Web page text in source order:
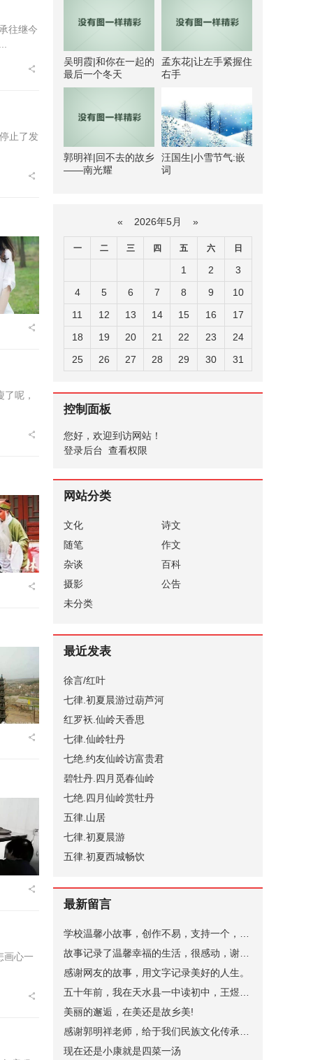
往继今
止了发
呢，
画心一
吴明霞|和你在一起的
最后一个冬天
孟东花|让左手紧握住
右手
郭明祥|回不去的故乡
——南光耀
汪国生|小雪节气:嵌
词
« 2026年5月 »
一 二 三 四 五 六 日
1 2
3
4
5 6 7 8 9
10
11
12 13 14 15 16
17
18
19 20 21 22 23
24
25
26 27 28 29 30 31
控制面板
您好，欢迎到访网站！
登录后台 查看权限
网站分类
文化
诗文
随笔
作文
杂谈
百科
摄影
公告
未分类
最近发表
徐言/红叶
七律.初夏晨游过葫芦河
红罗袄.仙岭天香思
七律.仙岭牡丹
七绝.约友仙岭访富贵君
碧牡丹.四月觅春仙岭
七绝.四月仙岭赏牡丹
五律.山居
七律.初夏晨游
五律.初夏西城畅饮
最新留言
感谢网友的故事，用文字记录美好的人生。
美丽的邂逅，在美还是故乡美!
现在还是小康就是四菜一汤